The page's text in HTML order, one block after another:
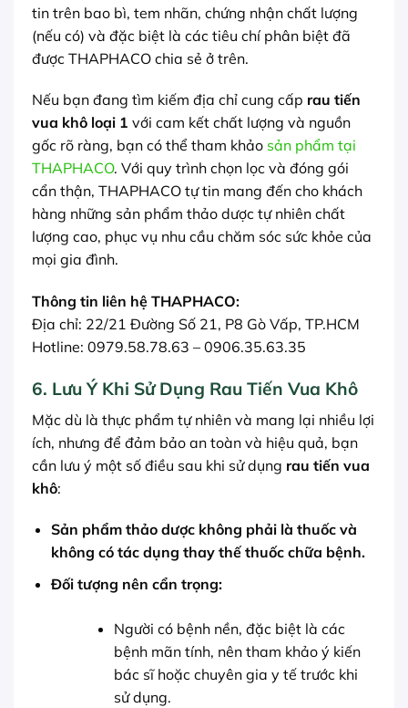
tin trên bao bì, tem nhãn, chứng nhận chất lượng
(nếu có) và đặc biệt là các tiêu chí phân biệt đã
được THAPHACO chia sẻ ở trên.
Nếu bạn đang tìm kiếm địa chỉ cung cấp rau tiến
vua khô loại 1 với cam kết chất lượng và nguồn
gốc rõ ràng, bạn có thể tham khảo sản phẩm tại
THAPHACO. Với quy trình chọn lọc và đóng gói
cẩn thận, THAPHACO tự tin mang đến cho khách
hàng những sản phẩm thảo dược tự nhiên chất
lượng cao, phục vụ nhu cầu chăm sóc sức khỏe của
mọi gia đình.
Thông tin liên hệ THAPHACO:
Địa chỉ: 22/21 Đường Số 21, P8 Gò Vấp, TP.HCM
Hotline: 0979.58.78.63 – 0906.35.63.35
6. Lưu Ý Khi Sử Dụng Rau Tiến Vua Khô
Mặc dù là thực phẩm tự nhiên và mang lại nhiều lợi
ích, nhưng để đảm bảo an toàn và hiệu quả, bạn
cần lưu ý một số điều sau khi sử dụng rau tiến vua
khô:
Sản phẩm thảo dược không phải là thuốc và
không có tác dụng thay thế thuốc chữa bệnh.
Đối tượng nên cẩn trọng:
Người có bệnh nền, đặc biệt là các
bệnh mãn tính, nên tham khảo ý kiến
bác sĩ hoặc chuyên gia y tế trước khi
sử dụng.